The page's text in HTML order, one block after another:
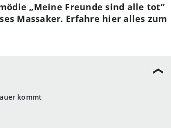
kommt
„Meine Freunde sind alle tot“
Massaker. Erfahre hier alles zum